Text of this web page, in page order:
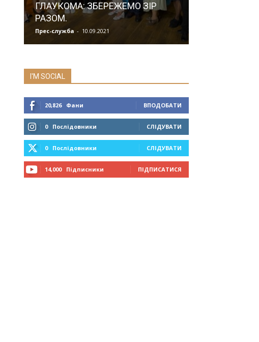
ГЛАУКОМА: ЗБЕРЕЖЕМО ЗІР
РАЗОМ.
Прес-служба - 10.09.2021
I'M SOCIAL
20,826 Фани ВПОДОБАТИ
0 Послідовники СЛІДУВАТИ
0 Послідовники СЛІДУВАТИ
14,000 Підписники ПІДПИСАТИСЯ